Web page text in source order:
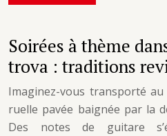
Soirées à thème
trova : traditions
Imaginez-vous transporté
ruelle pavée baignée par la
Des notes de guitare